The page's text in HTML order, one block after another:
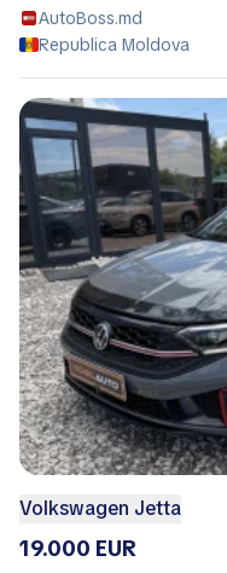
AutoBoss.md
Republica Moldova
Volkswagen Jetta
19.000 EUR